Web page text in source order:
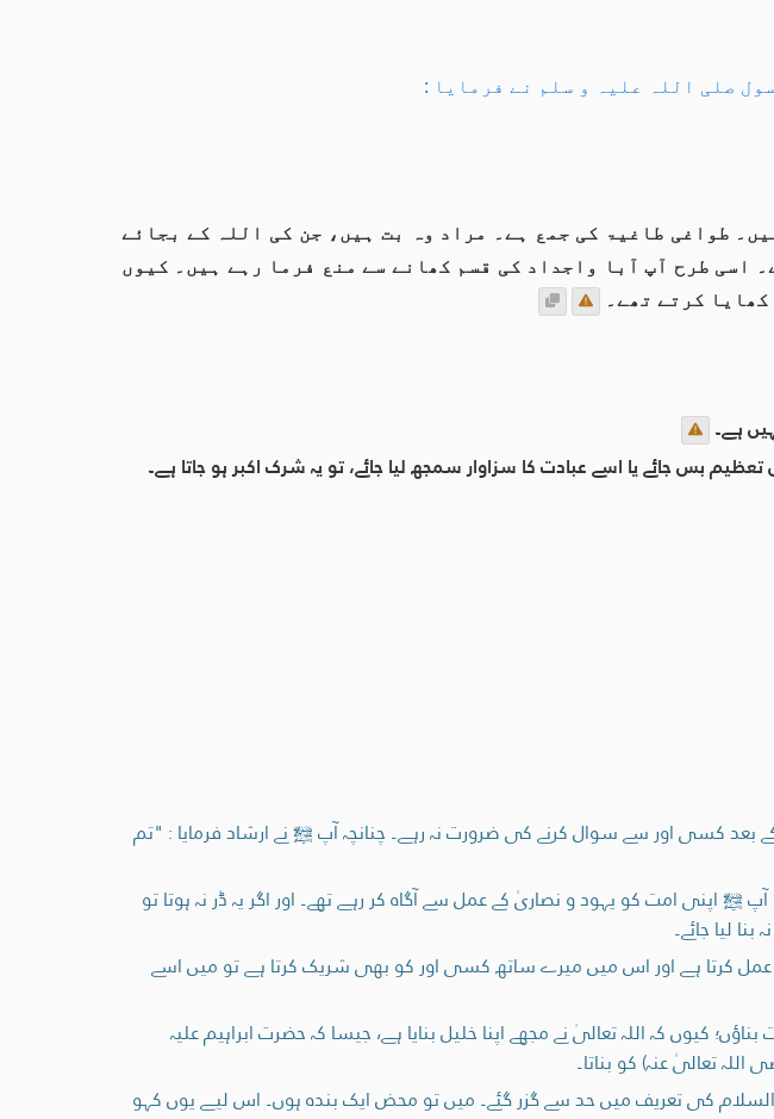
صلی اللہ علیہ و سلم نے فرمایا :
طواغی طاغیۃ کی جمع ہے۔ مراد وہ بت ہیں، جن کی اللہ کے بجائے
اسی طرح آپ آبا واجداد کی قسم کھانے سے منع فرما رہے ہیں۔ کیوں
کرتے تھے۔
ہے۔
بس جائے یا اسے عبادت کا سزاوار سمجھ لیا جائے، تو یہ شرک اکبر ہو جاتا ہے۔
کسی اور سے سوال کرنے کی ضرورت نہ رہے۔ چنانچہ آپ ﷺ نے ارشاد فرمایا : "تم
ﷺ اپنی امت کو یہود و نصاریٰ کے عمل سے آگاہ کر رہے تھے۔ اور اگر یہ ڈر نہ ہوتا تو
لیا جائے۔
کرتا ہے اور اس میں میرے ساتھ کسی اور کو بھی شریک کرتا ہے تو میں اسے
کہ اللہ تعالیٰ نے مجھے اپنا خلیل بنایا ہے، جیسا کہ حضرت ابراہیم علیہ
تعالیٰ عنہ) کو بناتا۔
کی تعریف میں حد سے گزر گئے۔ میں تو محض ایک بندہ ہوں۔ اس لیے یوں کہو